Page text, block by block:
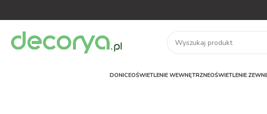
DONICEOŚWIETLENIE WEWNĘTRZNEOŚWIETLENIE